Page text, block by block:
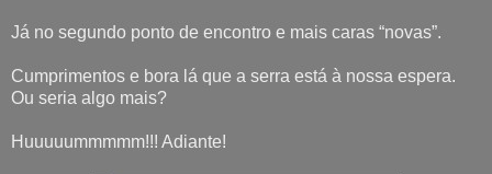
Já no segundo ponto de encontro e mais caras “novas”.
Cumprimentos e bora lá que a serra está à nossa espera.
Ou seria algo mais?
Huuuuummmmm!!! Adiante!